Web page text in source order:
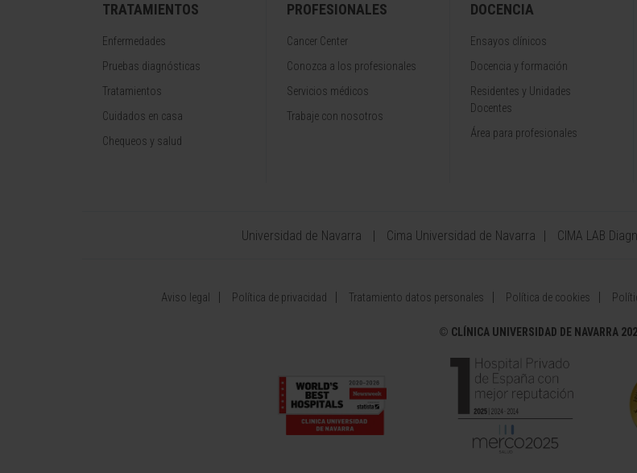
TRATAMIENTOS
Enfermedades
Pruebas diagnósticas
Tratamientos
Cuidados en casa
Chequeos y salud
PROFESIONALES
Cancer Center
Conozca a los profesionales
Servicios médicos
Trabaje con nosotros
DOCENCIA
Ensayos clínicos
Docencia y formación
Residentes y Unidades
Docentes
Área para profesionales
Universidad de Navarra Cima Universidad de Navarra CIMA LAB
Aviso legal Política de privacidad Tratamiento datos personales Política de cookies
© CLÍNICA UNIVERSIDAD DE NAVARRA